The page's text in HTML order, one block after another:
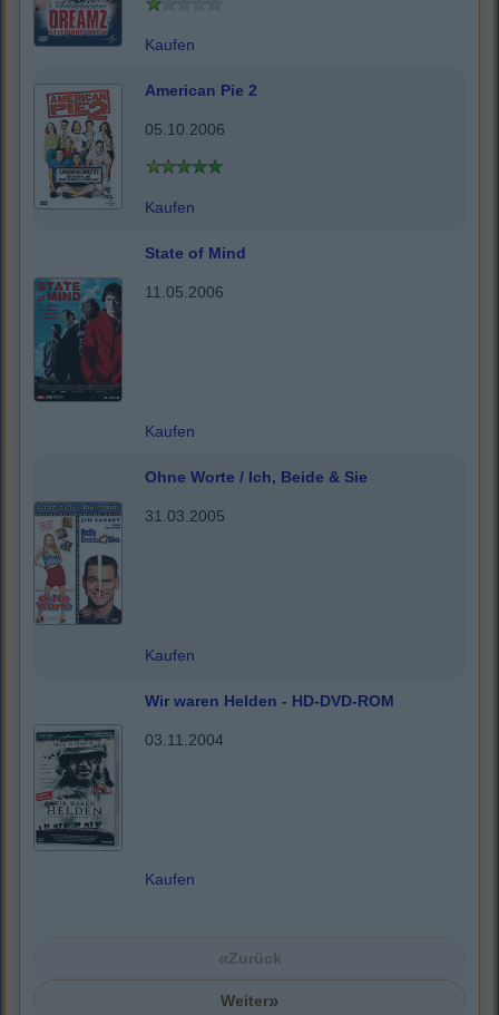
Kaufen
American Pie 2
05.10.2006
Kaufen
State of Mind
11.05.2006
Kaufen
Ohne Worte / Ich, Beide & Sie
31.03.2005
Kaufen
Wir waren Helden - HD-DVD-ROM
03.11.2004
Kaufen
«Zurück
Weiter»